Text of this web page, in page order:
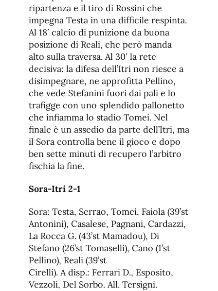
ripartenza e il tiro di Rossini che
impegna Testa in una difficile respinta.
Al 18′ calcio di punizione da buona
posizione di Reali, che però manda
alto sulla traversa. Al 30′ la rete
decisiva: la difesa dell’Itri non riesce a
disimpegnare, ne approfitta Pellino,
che vede Stefanini fuori dai pali e lo
trafigge con uno splendido pallonetto
che infiamma lo stadio Tomei. Nel
finale è un assedio da parte dell’Itri, ma
il Sora controlla bene il gioco e dopo
ben sette minuti di recupero l’arbitro
fischia la fine.
Sora-Itri 2-1
Sora: Testa, Serrao, Tomei, Faiola (39’st
Antonini), Casalese, Pagnani, Cardazzi,
La Rocca G. (43’st Mamadou), Di
Stefano (26’st Tomaselli), Cano (1’st
Pellino), Reali (39’st
Cirelli). A disp.: Ferrari D., Esposito,
Vezzoli, Del Sorbo. All. Tersigni.